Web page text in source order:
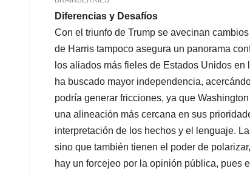
Diferencias y Desafíos
Con el triunfo de Trump se avecinan
de Harris tampoco asegura un panorama
los aliados más fieles de Estados Unidos
ha buscado mayor independencia,
podría generar fricciones, ya que
una alineación más cercana en sus
interpretación de los hechos y el lenguaje.
sino que también tienen el poder de
hay un forcejeo por la opinión pública, pues